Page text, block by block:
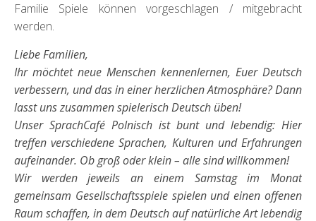
Familie Spiele können vorgeschlagen / mitgebracht
werden.
Liebe Familien,
Ihr möchtet neue Menschen kennenlernen, Euer Deutsch
verbessern, und das in einer herzlichen Atmosphäre? Dann
lasst uns zusammen spielerisch Deutsch üben!
Unser SprachCafé Polnisch ist bunt und lebendig: Hier
treffen verschiedene Sprachen, Kulturen und Erfahrungen
aufeinander. Ob groß oder klein – alle sind willkommen!
Wir werden jeweils an einem Samstag im Monat
gemeinsam Gesellschaftsspiele spielen und einen offenen
Raum schaffen, in dem Deutsch auf natürliche Art lebendig